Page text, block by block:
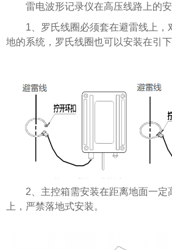
雷电波形记录仪在高压线路上的安
1、罗氏线圈必须套在避雷线上，
地的系统，罗氏线圈也可以安装在引下
2、主控箱需安装在距离地面一定
上，严禁落地式安装。